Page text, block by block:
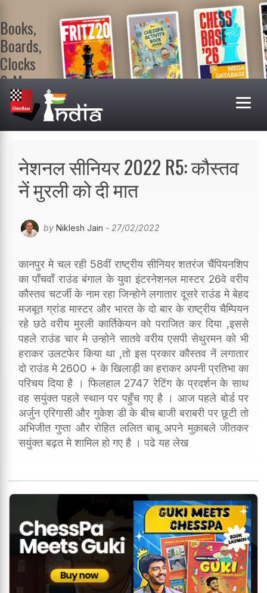
Books,
Boards,
Clocks
& More
ChessBase
नेशनल सीनियर 2022 R5: कौस्तव
नें मुरली को दी मात
by Niklesh Jain - 27/02/2022
कानपुर मे चल रही 58वीं राष्ट्रीय सीनियर शतरंज चैंपियनशिप
का पाँचवाँ राउंड बंगाल के युवा इंटरनेशनल मास्टर 26वे वरीय
कौस्तव चटर्जी के नाम रहा जिन्होने लगातार दूसरे राउंड मे बेहद
मजबूत ग्रांड मास्टर और भारत के दो बार के राष्ट्रीय चैम्पियन
रहे छठे वरीय मुरली कार्तिकेयन को पराजित कर दिया ,इससे
पहले राउंड चार मे उन्होने सातवे वरीय एसपी सेथुरमन को भी
हराकर उलटफेर किया था ,तो इस प्रकार कौस्तव नें लगातार
दो राउंड मे 2600 + के खिलाड़ी का हराकर अपनी प्रतिभा का
परिचय दिया है । फिलहाल 2747 रेटिंग के प्रदर्शन के साथ
वह सयुंक्त पहले स्थान पर पहुँच गए है । आज पहले बोर्ड पर
अर्जुन एरिगासी और गुकेश डी के बीच बाजी बराबरी पर छूटी तो
अभिजीत गुप्ता और रोहित ललित बाबू अपने मुक़ाबले जीतकर
सयुंक्त बढ़त मे शामिल हो गए है । पढे यह लेख